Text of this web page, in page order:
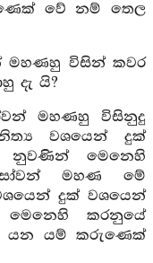
වේ නම් තෙල
මහණහු විසින් කවර
දැ යි?
මහණහු විසිනුදු
වශයෙන් දුක්
නුවණින් මෙනෙහි
මහණ මේ
දුක් වශයෙන්
කරනුයේ
යන යම් කරුණෙක්